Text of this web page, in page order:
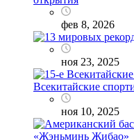
фев 8, 2026
ноя 23, 2025
Всекитайские
ноя 10, 2025